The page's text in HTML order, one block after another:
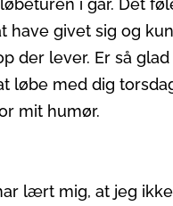
i går. Det
have givet sig og
der lever. Er så
løbe med dig
mit humør.
lært mig, at jeg